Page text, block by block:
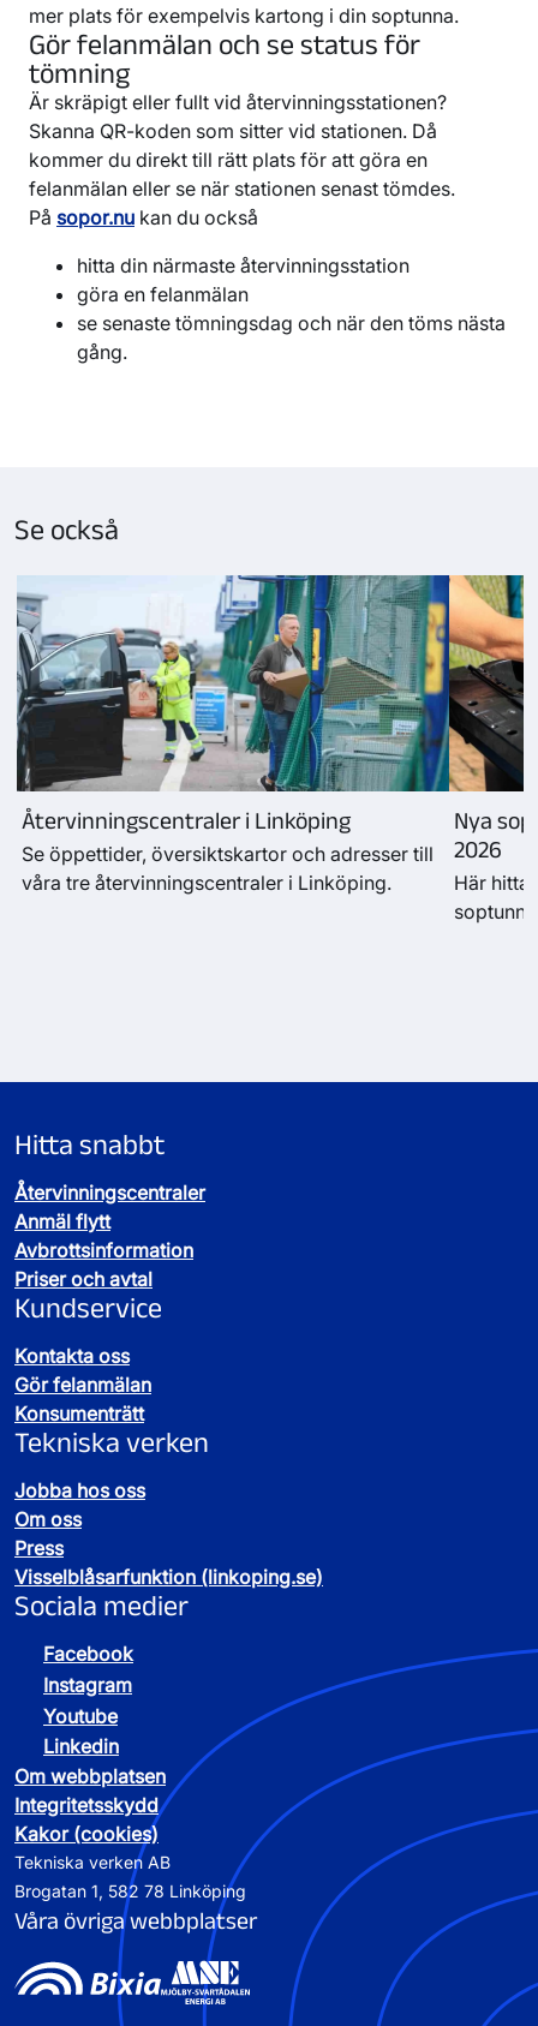
mer plats för exempelvis kartong i din soptunna.
Gör felanmälan och se status för
tömning
Är skräpigt eller fullt vid återvinningsstationen?
Skanna QR-koden som sitter vid stationen. Då
kommer du direkt till rätt plats för att göra en
felanmälan eller se när stationen senast tömdes.
På sopor.nu kan du också
hitta din närmaste återvinningsstation
göra en felanmälan
se senaste tömningsdag och när den töms nästa
gång.
Se också
Återvinningscentraler i Linköping
Se öppettider, översiktskartor och adresser till
våra tre återvinningscentraler i Linköping.
Nya
2026
Här
Hitta snabbt
Återvinningscentraler
Anmäl flytt
Avbrottsinformation
Priser och avtal
Kundservice
Kontakta oss
Gör felanmälan
Konsumenträtt
Tekniska verken
Jobba hos oss
Om oss
Press
Visselblåsarfunktion (linkoping.se)
Sociala medier
Facebook
Instagram
Youtube
Linkedin
Om webbplatsen
Integritetsskydd
Kakor (cookies)
Tekniska verken AB
Brogatan 1, 582 78 Linköping
Våra övriga webbplatser